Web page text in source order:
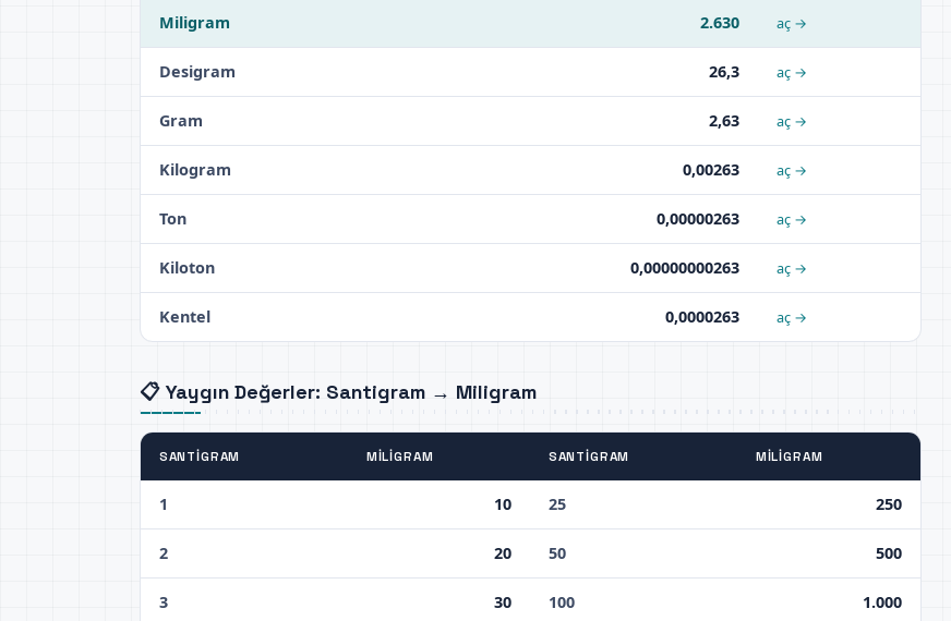
Miligram 2.630 aç →
Desigram 26,3 aç →
Gram 2,63 aç →
Kilogram 0,00263 aç →
Ton 0,00000263 aç →
Kiloton 0,00000000263 aç →
Kentel 0,0000263 aç →
📋 Yaygın Değerler: Santigram → Miligram
SANTIGRAM MILIGRAM SANTIGRAM MILIGRAM
1 10 25 250
2 20 50 500
3 30 100 1.000